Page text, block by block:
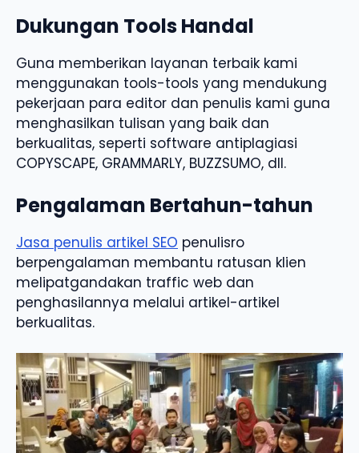
Dukungan Tools Handal
Guna memberikan layanan terbaik kami
menggunakan tools-tools yang mendukung
pekerjaan para editor dan penulis kami guna
menghasilkan tulisan yang baik dan
berkualitas, seperti software antiplagiasi
COPYSCAPE, GRAMMARLY, BUZZSUMO, dll.
Pengalaman Bertahun-tahun
Jasa penulis artikel SEO penulisro
berpengalaman membantu ratusan klien
melipatgandakan traffic web dan
penghasilannya melalui artikel-artikel
berkualitas.